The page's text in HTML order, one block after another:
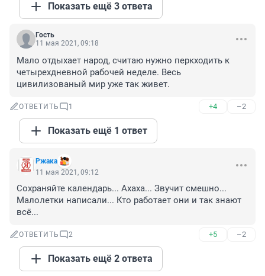
Показать ещё 3 ответа
Гость
11 мая 2021, 09:18
Мало отдыхает народ, считаю нужно перкходить к
четырехдневной рабочей неделе. Весь
цивилизованый мир уже так живет.
ОТВЕТИТЬ 1 +4 –2
Показать ещё 1 ответ
Ржака
11 мая 2021, 09:12
Сохраняйте календарь... Ахаха... Звучит смешно...
Малолетки написали... Кто работает они и так знают
всё...
ОТВЕТИТЬ 2 +5 –2
Показать ещё 2 ответа